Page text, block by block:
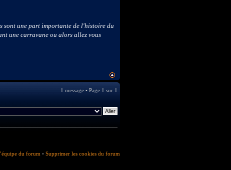
sont une part importante de l'histoire du
une carravane ou alors allez vous
1 message • Page 1 sur 1
du forum • Supprimer les cookies du forum